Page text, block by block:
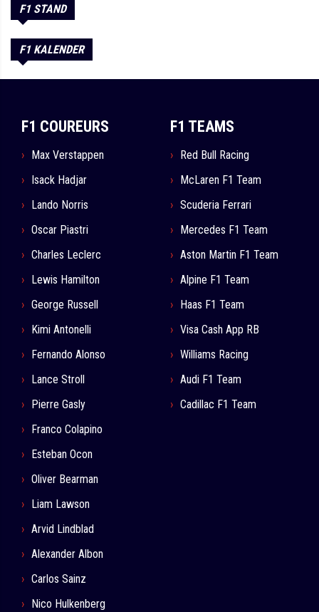
F1 STAND
F1 KALENDER
F1 COUREURS
Max Verstappen
Isack Hadjar
Lando Norris
Oscar Piastri
Charles Leclerc
Lewis Hamilton
George Russell
Kimi Antonelli
Fernando Alonso
Lance Stroll
Pierre Gasly
Franco Colapino
Esteban Ocon
Oliver Bearman
Liam Lawson
Arvid Lindblad
Alexander Albon
Carlos Sainz
Nico Hulkenberg
F1 TEAMS
Red Bull Racing
McLaren F1 Team
Scuderia Ferrari
Mercedes F1 Team
Aston Martin F1 Team
Alpine F1 Team
Haas F1 Team
Visa Cash App RB
Williams Racing
Audi F1 Team
Cadillac F1 Team